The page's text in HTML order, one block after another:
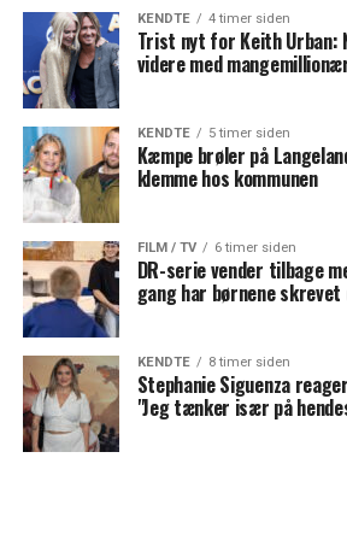
KENDTE 4 timer siden
Trist nyt for Keith Urban:
videre med
KENDTE 5 timer siden
Kæmpe brøler på
klemme hos kommunen
FILM / TV 6 timer siden
DR-serie vender tilbage
gang har børnene skrevet
KENDTE 8 timer siden
Stephanie Siguenza
"Jeg tænker især på